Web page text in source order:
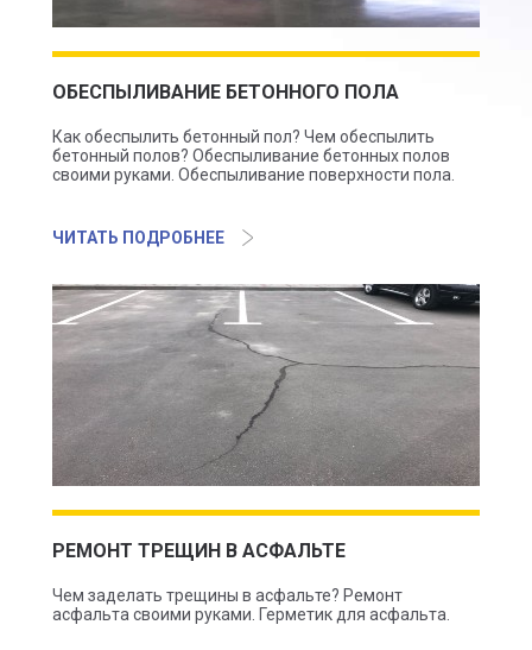
ОБЕСПЫЛИВАНИЕ БЕТОННОГО ПОЛА
Как обеспылить бетонный пол? Чем обеспылить
бетонный полов? Обеспыливание бетонных полов
своими руками. Обеспыливание поверхности пола.
ЧИТАТЬ ПОДРОБНЕЕ
РЕМОНТ ТРЕЩИН В АСФАЛЬТЕ
Чем заделать трещины в асфальте? Ремонт
асфальта своими руками. Герметик для асфальта.